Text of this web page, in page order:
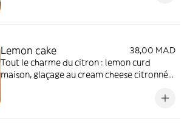
Lemon cake
38,00 MAD
Tout le charme du citron : lemon curd
maison, glaçage au cream cheese citronné